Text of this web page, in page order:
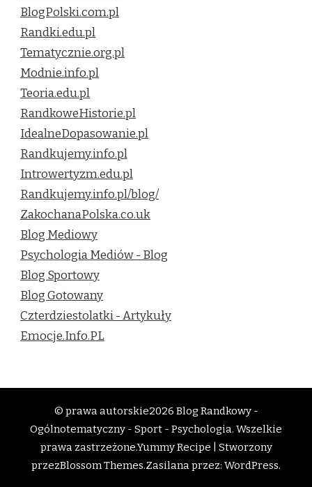
BlogPolski.com.pl
Randki.edu.pl
Tematycznie.org.pl
Modnie.info.pl
Teoria.edu.pl
RandkoweHistorie.pl
IdealneDopasowanie.pl
Randkujemy.info.pl
Introwertyzm.edu.pl
Randkujemy.info.pl/blog/
ZakochanaPolska.co.uk
Blog Mediowy
Psychologia Mediów - Blog
Blog Sportowy
Blog Gotowany
Czterdziestolatki - Artykuły
Emocje.Info.PL
© prawa autorskie2026 Blog Randkowy -
Ogólnotematyczny - Sport - Psychologia. Wszelkie
prawa zastrzeżone.Yummy Recipe | Stworzony
przezBlossom Themes.Zasilana przez: WordPress.